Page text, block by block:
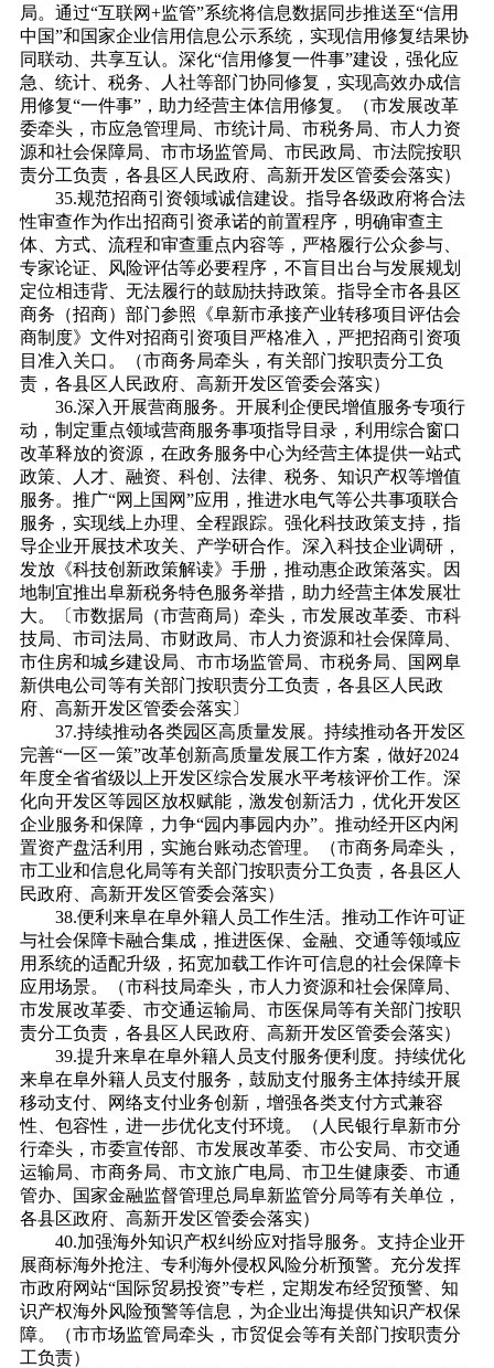
局。通过“互联网+监管”系统将信息数据同步推送至“信用
中国”和国家企业信用信息公示系统，实现信用修复结果协
同联动、共享互认。深化“信用修复一件事”建设，强化应
急、统计、税务、人社等部门协同修复，实现高效办成信
用修复“一件事”，助力经营主体信用修复。（市发展改革
委牵头，市应急管理局、市统计局、市税务局、市人力资
源和社会保障局、市市场监管局、市民政局、市法院按职
责分工负责，各县区人民政府、高新开发区管委会落实）
35.规范招商引资领域诚信建设。指导各级政府将合法
性审查作为作出招商引资承诺的前置程序，明确审查主
体、方式、流程和审查重点内容等，严格履行公众参与、
专家论证、风险评估等必要程序，不盲目出台与发展规划
定位相违背、无法履行的鼓励扶持政策。指导全市各县区
商务（招商）部门参照《阜新市承接产业转移项目评估会
商制度》文件对招商引资项目严格准入，严把招商引资项
目准入关口。（市商务局牵头，有关部门按职责分工负
责，各县区人民政府、高新开发区管委会落实）
36.深入开展营商服务。开展利企便民增值服务专项行
动，制定重点领域营商服务事项指导目录，利用综合窗口
改革释放的资源，在政务服务中心为经营主体提供一站式
政策、人才、融资、科创、法律、税务、知识产权等增值
服务。推广“网上国网”应用，推进水电气等公共事项联合
服务，实现线上办理、全程跟踪。强化科技政策支持，指
导企业开展技术攻关、产学研合作。深入科技企业调研，
发放《科技创新政策解读》手册，推动惠企政策落实。因
地制宜推出阜新税务特色服务举措，助力经营主体发展壮
大。〔市数据局（市营商局）牵头，市发展改革委、市科
技局、市司法局、市财政局、市人力资源和社会保障局、
市住房和城乡建设局、市市场监管局、市税务局、国网阜
新供电公司等有关部门按职责分工负责，各县区人民政
府、高新开发区管委会落实〕
37.持续推动各类园区高质量发展。持续推动各开发区
完善“一区一策”改革创新高质量发展工作方案，做好2024
年度全省省级以上开发区综合发展水平考核评价工作。深
化向开发区等园区放权赋能，激发创新活力，优化开发区
企业服务和保障，力争“园内事园内办”。推动经开区内闲
置资产盘活利用，实施台账动态管理。（市商务局牵头，
市工业和信息化局等有关部门按职责分工负责，各县区人
民政府、高新开发区管委会落实）
38.便利来阜在阜外籍人员工作生活。推动工作许可证
与社会保障卡融合集成，推进医保、金融、交通等领域应
用系统的适配升级，拓宽加载工作许可信息的社会保障卡
应用场景。（市科技局牵头，市人力资源和社会保障局、
市发展改革委、市交通运输局、市医保局等有关部门按职
责分工负责，各县区人民政府、高新开发区管委会落实）
39.提升来阜在阜外籍人员支付服务便利度。持续优化
来阜在阜外籍人员支付服务，鼓励支付服务主体持续开展
移动支付、网络支付业务创新，增强各类支付方式兼容
性、包容性，进一步优化支付环境。（人民银行阜新市分
行牵头，市委宣传部、市发展改革委、市公安局、市交通
运输局、市商务局、市文旅广电局、市卫生健康委、市通
管办、国家金融监督管理总局阜新监管分局等有关单位，
各县区政府、高新开发区管委会落实）
40.加强海外知识产权纠纷应对指导服务。支持企业开
展商标海外抢注、专利海外侵权风险分析预警。充分发挥
市政府网站“国际贸易投资”专栏，定期发布经贸预警、知
识产权海外风险预警等信息，为企业出海提供知识产权保
障。（市市场监管局牵头，市贸促会等有关部门按职责分
工负责）